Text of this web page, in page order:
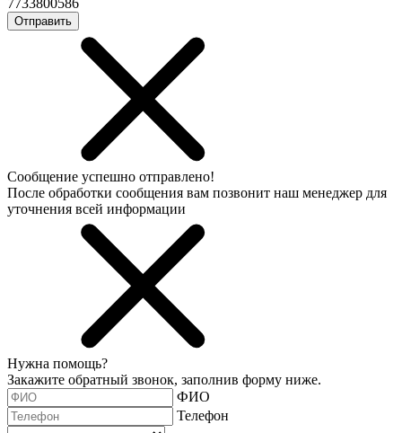
7733800586
Отправить
Сообщение успешно отправлено!
После обработки сообщения вам позвонит наш менеджер для
уточнения всей информации
Нужна помощь?
Закажите обратный звонок, заполнив форму ниже.
ФИО
Телефон